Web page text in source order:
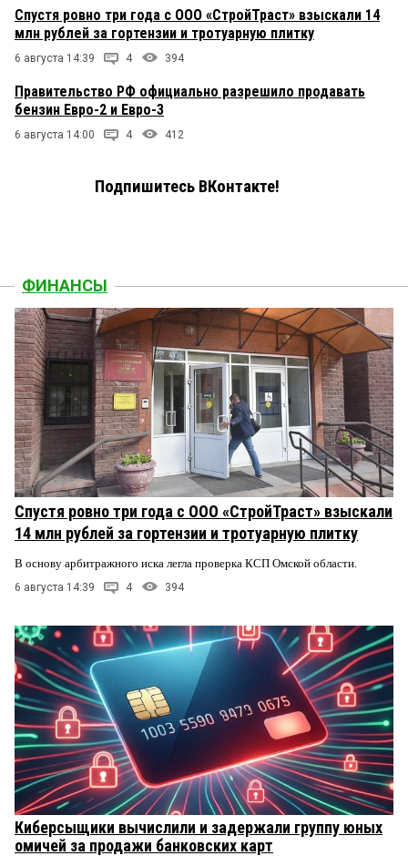
Спустя ровно три года с ООО «СтройТраст» взыскали 14
млн рублей за гортензии и тротуарную плитку
6 августа 14:39 4 394
Правительство РФ официально разрешило продавать
бензин Евро-2 и Евро-3
6 августа 14:00 4 412
Подпишитесь ВКонтакте!
ФИНАНСЫ
Спустя ровно три года с ООО «СтройТраст» взыскали
14 млн рублей за гортензии и тротуарную плитку
В основу арбитражного иска легла проверка КСП Омской области.
6 августа 14:39 4 394
Киберсыщики вычислили и задержали группу юных
омичей за продажи банковских карт